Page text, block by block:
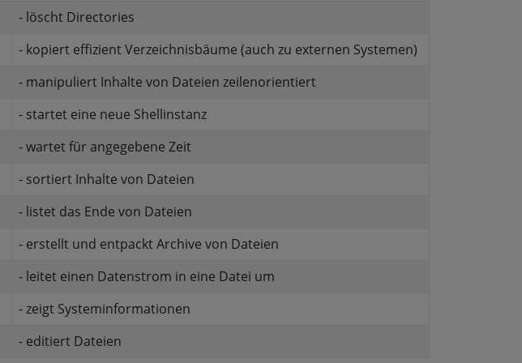
- löscht Directories
- kopiert effizient Verzeichnisbäume (auch zu externen Systemen)
- manipuliert Inhalte von Dateien zeilenorientiert
- startet eine neue Shellinstanz
- wartet für angegebene Zeit
- sortiert Inhalte von Dateien
- listet das Ende von Dateien
- erstellt und entpackt Archive von Dateien
- leitet einen Datenstrom in eine Datei um
- zeigt Systeminformationen
- editiert Dateien